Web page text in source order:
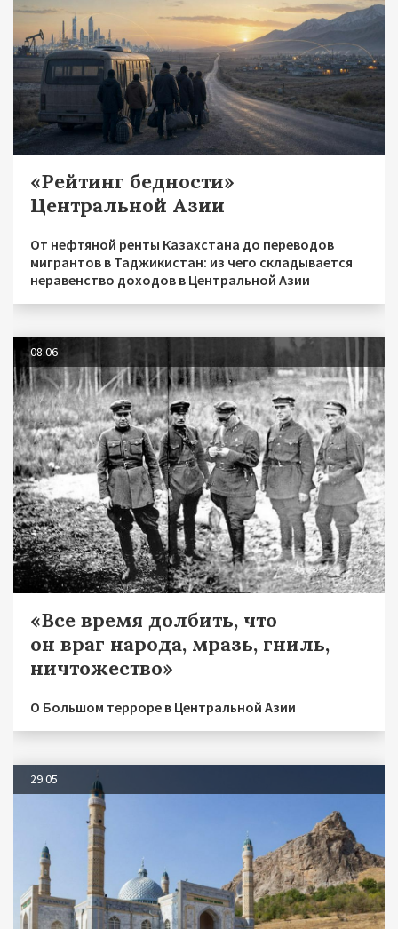
«Рейтинг бедности»
Центральной Азии
От нефтяной ренты Казахстана до переводов
мигрантов в Таджикистан: из чего складывается
неравенство доходов в Центральной Азии
08.06
«Все время долбить, что
он враг народа, мразь, гниль,
ничтожество»
О Большом терроре в Центральной Азии
29.05